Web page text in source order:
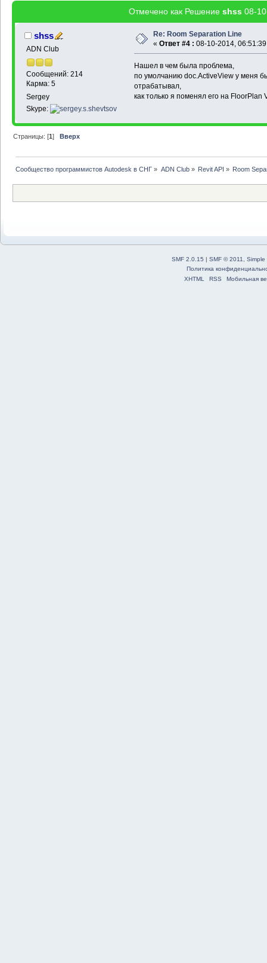
Отмечено как Решение shss 08-
shss
ADN Club
Сообщений: 214
Карма: 5
Sergey
Skype:
Re: Room Separation Line
« Ответ #4 : 08-10-2014,
Нашел в чем была проблема,
по умолчанию doc.ActiveView у меня
отрабатывал,
как только я поменял его на FloorPlan
Страницы: [1]Вверх
Сообщество программистов Autodesk в СНГ » ADN Club» Revit API » Room
SMF 2.0.15 | SMF © 2011
Simple
Политика
XHTML
RSS Мобильная